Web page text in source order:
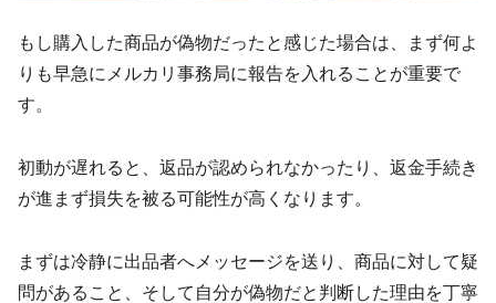
もし購入した商品が偽物だったと感じた場合は、まず何よ
りも早急にメルカリ事務局に報告を入れることが重要で
す。
初動が遅れると、返品が認められなかったり、返金手続き
が進まず損失を被る可能性が高くなります。
まずは冷静に出品者へメッセージを送り、商品に対して疑
問があること、そして自分が偽物だと判断した理由を丁寧